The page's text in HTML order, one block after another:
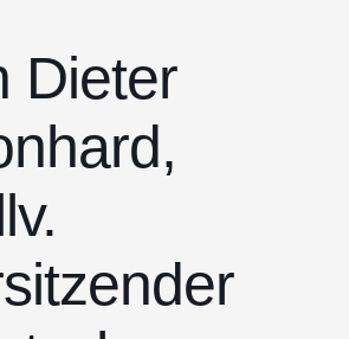
Dieter